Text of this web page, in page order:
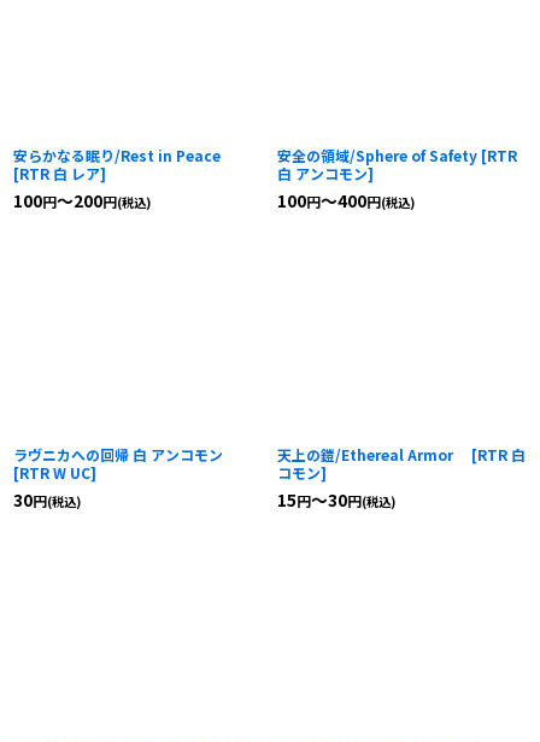
安らかなる眠り/Rest in Peace
[RTR 白 レア]
100円～200円(税込)
安全の領域/Sphere of Safety [RTR
白 アンコモン]
100円～400円(税込)
ラヴニカへの回帰 白 アンコモン
[RTR W UC]
30円(税込)
天上の鎧/Ethereal Armor [RTR 白
コモン]
15円～30円(税込)